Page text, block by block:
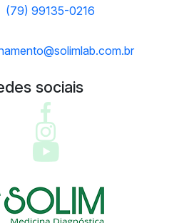
(79) 99135-0216
sociais